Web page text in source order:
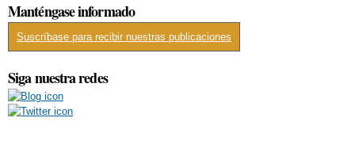
Manténgase informado
Suscríbase para recibir nuestras publicaciones
Siga nuestra redes